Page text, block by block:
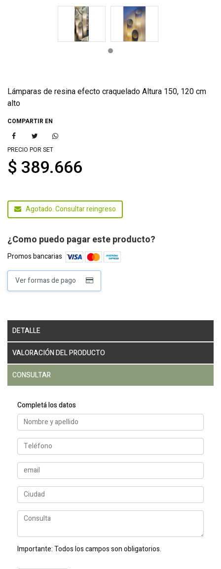
Lámparas de resina efecto craquelado Altura 150, 120 cm
alto
COMPARTIR EN
PRECIO POR SET
$ 389.666
Agotado. Consultar reingreso
¿Como puedo pagar este producto?
Promos bancarias
Ver formas de pago
DETALLE
VALORACIÓN DEL PRODUCTO
CONSULTAR
Completá los datos
Importante:Todos los campos son obligatorios.